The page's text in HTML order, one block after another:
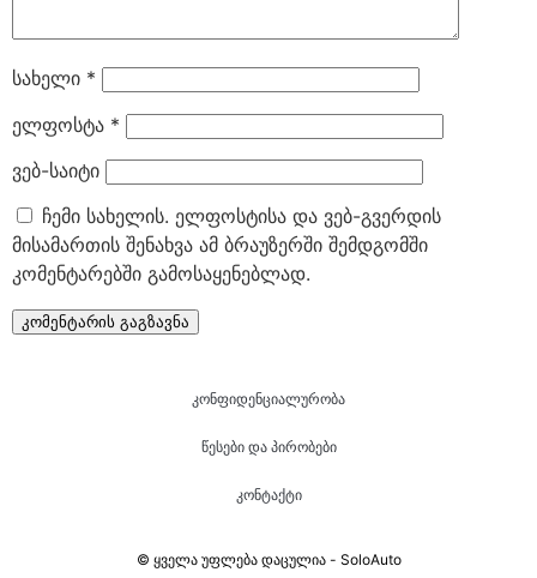
სახელი *
ელფოსტა *
ვებ-საიტი
ჩემი სახელის. ელფოსტისა და ვებ-გვერდის
მისამართის შენახვა ამ ბრაუზერში შემდგომში
კომენტარებში გამოსაყენებლად.
კონფიდენციალურობა
წესები და პირობები
კონტაქტი
© ყველა უფლება დაცულია - SoloAuto